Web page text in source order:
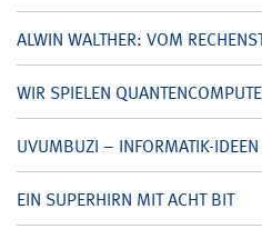
ALWIN WALTHER: VOM
WIR SPIELEN
UVUMBUZI – INFORMATIK-
EIN SUPERHIRN MIT ACHT BIT